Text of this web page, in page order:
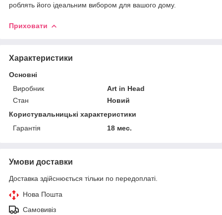
роблять його ідеальним вибором для вашого дому.
Приховати
Характеристики
Основні
Виробник
Art in Head
Стан
Новий
Користувальницькі характеристики
Гарантія
18 мес.
Умови доставки
Доставка здійснюється тільки по передоплаті.
Нова Пошта
Самовивіз